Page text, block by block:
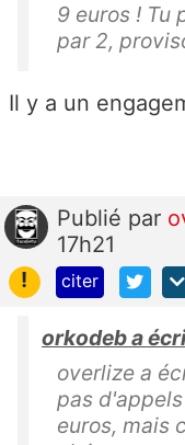
9 euros ! Tu
par 2,
Il y a un
Publié par
17h21
!
citer
orkodeb a
overlize a
pas
euros, mais